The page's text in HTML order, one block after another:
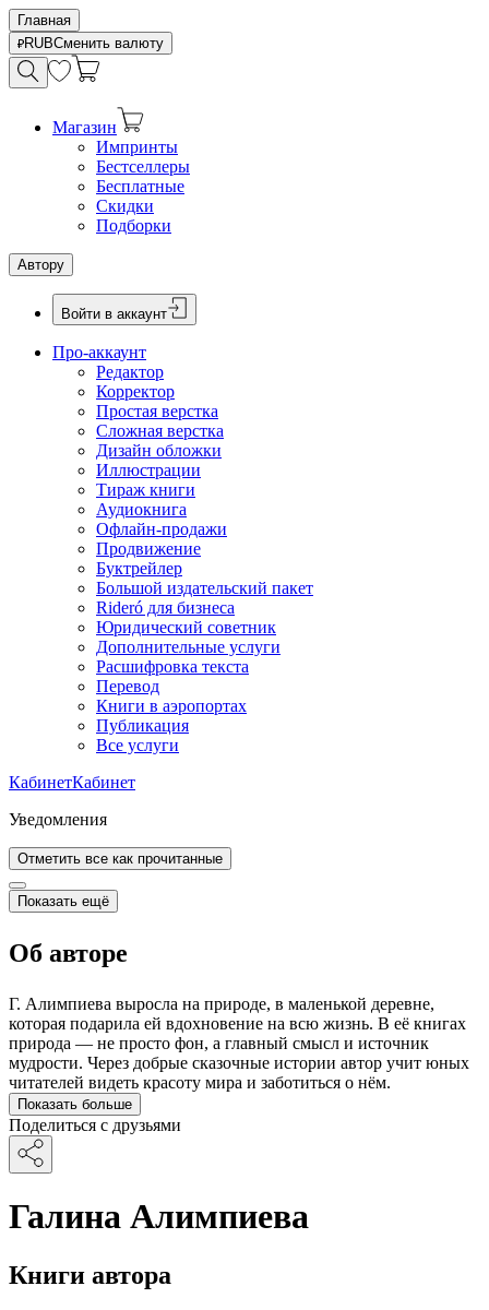
Главная
RUBСменить валюту
Магазин
Импринты
Бестселлеры
Бесплатные
Скидки
Подборки
Автору
Войти в аккаунт
Про-аккаунт
Редактор
Корректор
Простая верстка
Сложная верстка
Дизайн обложки
Иллюстрации
Тираж книги
Аудиокнига
Офлайн-продажи
Продвижение
Буктрейлер
Большой издательский пакет
Rideró для бизнеса
Юридический советник
Дополнительные услуги
Расшифровка текста
Перевод
Книги в аэропортах
Публикация
Все услуги
КабинетКабинет
Уведомления
Отметить все как прочитанные
Показать ещё
Об авторе
Г. Алимпиева выросла на природе, в маленькой деревне,
которая подарила ей вдохновение на всю жизнь. В её книгах
природа — не просто фон, а главный смысл и источник
мудрости. Через добрые сказочные истории автор учит юных
читателей видеть красоту мира и заботиться о нём.
Показать больше
Поделиться с друзьями
Галина Алимпиева
Книги автора